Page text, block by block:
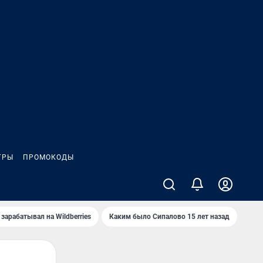
ПРОМОКОДЫ
на Wildberries Каким было Сипалово 15 лет назад